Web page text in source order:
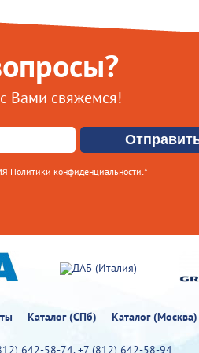
Вами свяжемся!
Политики конфиденциальности.*
Каталог (СПб) Каталог (Москва)
642-58-74,+7 (812) 642-58-94